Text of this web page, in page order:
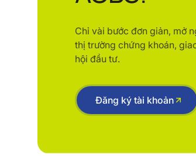
Chỉ vài bước đơn giản, mở
thị trường chứng khoán,
hội đầu tư.
Đăng ký tài khoản